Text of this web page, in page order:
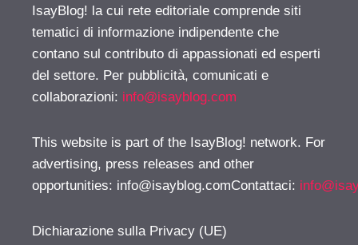
IsayBlog! la cui rete editoriale comprende siti
tematici di informazione indipendente che
contano sul contributo di appassionati ed esperti
del settore. Per pubblicità, comunicati e
collaborazioni: info@isayblog.com
This website is part of the IsayBlog! network. For
advertising, press releases and other
opportunities: info@isayblog.comContattaci:
Dichiarazione sulla Privacy (UE)